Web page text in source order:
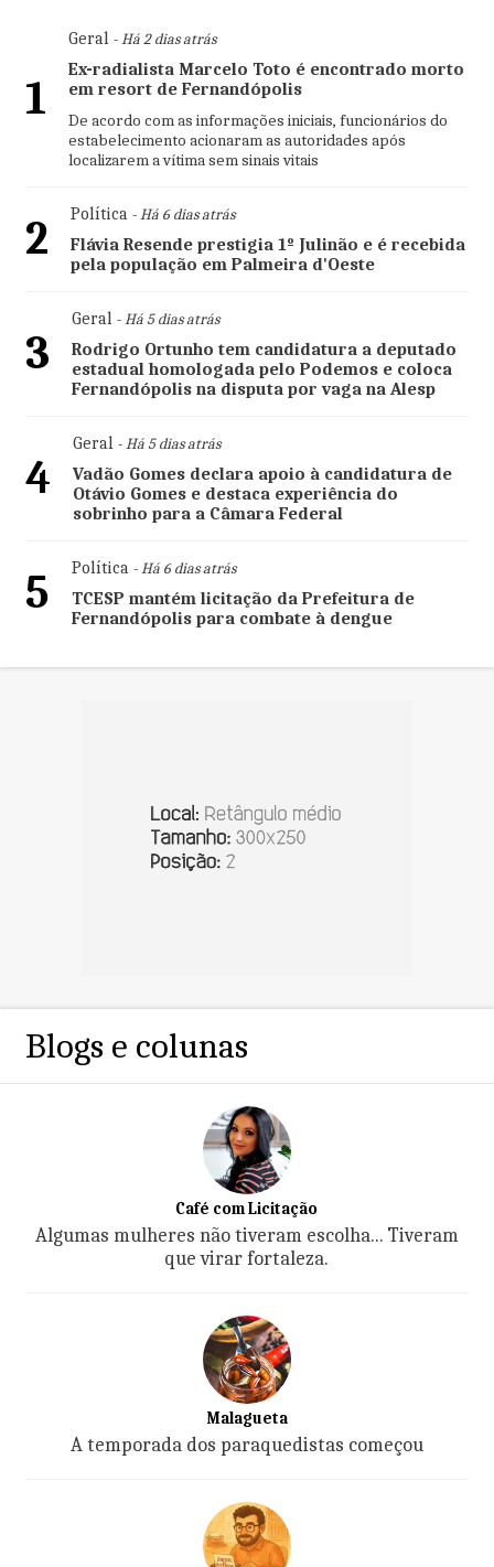
1
Geral- Há 2 dias atrás
Ex-radialista Marcelo Toto é encontrado morto
em resort de Fernandópolis
De acordo com as informações iniciais, funcionários do
estabelecimento acionaram as autoridades após
localizarem a vítima sem sinais vitais
2 Política- Há 6 dias atrás
Flávia Resende prestigia 1º Julinão e é recebida
pela população em Palmeira d'Oeste
3
Geral- Há 5 dias atrás
Rodrigo Ortunho tem candidatura a deputado
estadual homologada pelo Podemos e coloca
Fernandópolis na disputa por vaga na Alesp
4
Geral- Há 5 dias atrás
Vadão Gomes declara apoio à candidatura de
Otávio Gomes e destaca experiência do
sobrinho para a Câmara Federal
5 Política- Há 6 dias atrás
TCESP mantém licitação da Prefeitura de
Fernandópolis para combate à dengue
Blogs e colunas
Café com Licitação
Algumas mulheres não tiveram escolha... Tiveram
que virar fortaleza.
Malagueta
A temporada dos paraquedistas começou